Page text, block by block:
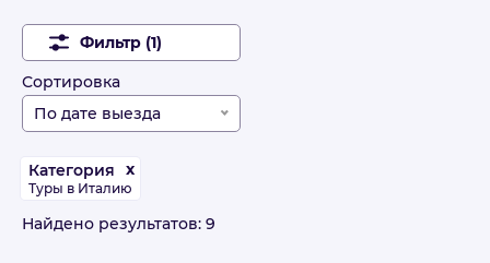
Фильтр (1)
Категория
Туры в Италию
x
Сортировка
По дате выезда
Найдено результатов: 9